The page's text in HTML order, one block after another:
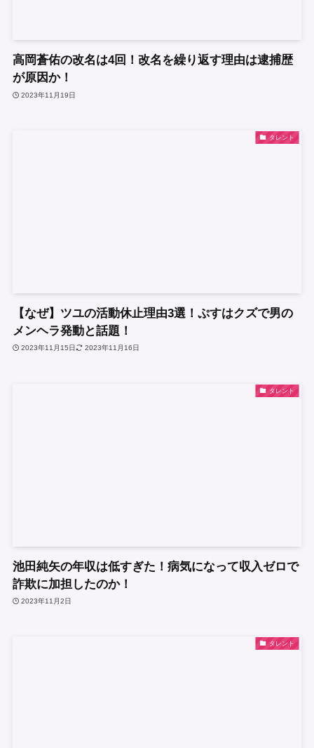
高岡蒼佑の改名は4回！改名を繰り返す理由は逮捕歴
が原因か！
2023年11月19日
タレント
【なぜ】ツユの活動休止理由3選！ぷすはクズで男の
メンヘラ発動と話題！
2023年11月15日 2023年11月16日
タレント
池田純矢の年収は低すぎた！病気になって収入ゼロで
詐欺に加担したのか！
2023年11月2日
タレント